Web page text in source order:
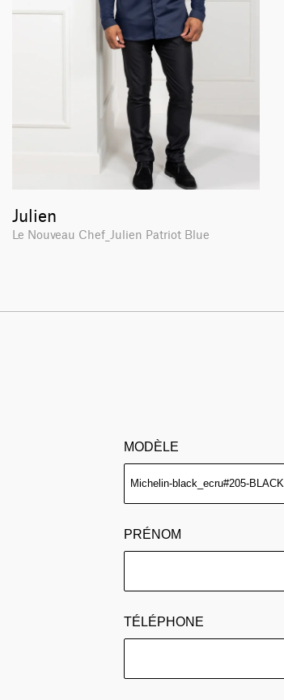
Julien
Le Nouveau Chef_Julien Patriot Blue
MODÈLE
PRÉNOM
TÉLÉPHONE